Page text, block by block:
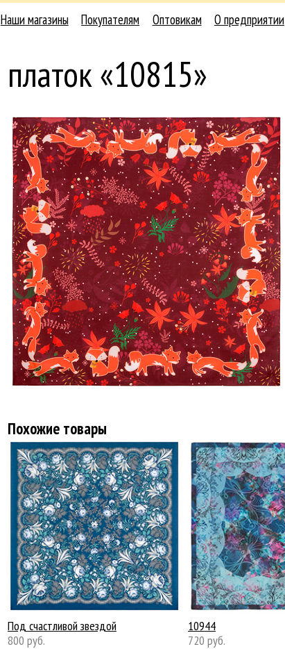
Наши магазины Покупателям Оптовикам О предприятии
платок «10815»
Похожие товары
Под счастливой звездой
800 руб.
10944
720 руб.